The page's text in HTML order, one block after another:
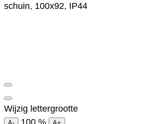
schuin, 100x92, IP44
Wijzig lettergrootte
100 %